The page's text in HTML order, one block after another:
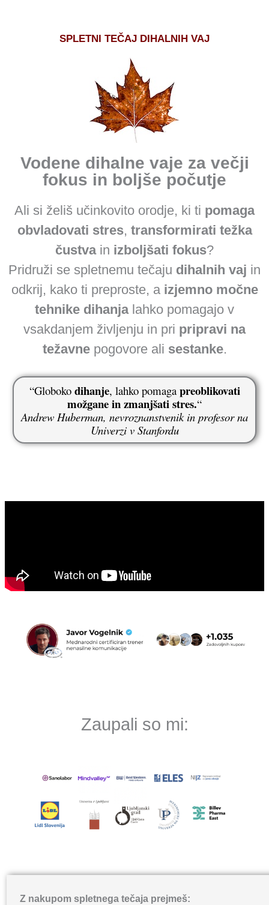
SPLETNI TEČAJ DIHALNIH VAJ
Vodene dihalne vaje za večji
fokus in boljše počutje
Ali si želiš učinkovito orodje, ki ti pomaga
obvladovati stres, transformirati težka
čustvain izboljšati fokus?
Pridruži se spletnemu tečaju dihalnih vaj in
odkrij, kako ti preproste, a izjemno močne
tehnike dihanjalahko pomagajo v
vsakdanjem življenju in pri pripravi na
težavnepogovore ali sestanke.
“Globoko dihanje, lahko pomaga preoblikovati
možgane in zmanjšati stres.“
Andrew Huberman, nevroznanstvenik in profesor na
Univerzi v Stanfordu
Zaupali so mi:
Z nakupom spletnega tečaja prejmeš: